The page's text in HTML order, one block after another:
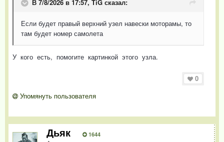
В 7/8/2026 в 17:57, TiG сказал:
Если будет правый верхний узел навески моторамы, то
там будет номер самолета
У кого есть, помогите картинкой этого узла.
0
Упомянуть пользователя
Дьяк 1644